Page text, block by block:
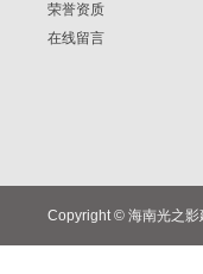
荣誉资质
在线留言
Copyright © 海南光之